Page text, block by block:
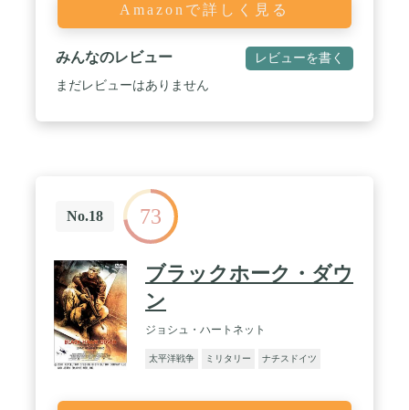
Amazonで詳しく見る
みんなのレビュー レビューを書く
まだレビューはありません
No.18 73
ブラックホーク・ダウ
ン
ジョシュ・ハートネット
太平洋戦争 ミリタリー ナチスドイツ